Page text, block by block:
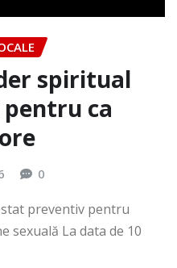
spiritual
ca
0
preventiv pentru
sexuală La data de 10